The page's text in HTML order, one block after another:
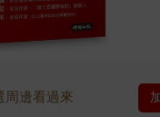
邊看過來